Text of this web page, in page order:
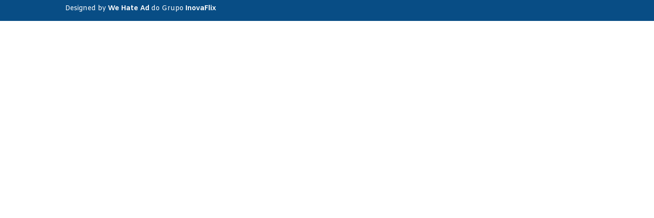
Designed byWe Hate Ad do Grupo InovaFlix